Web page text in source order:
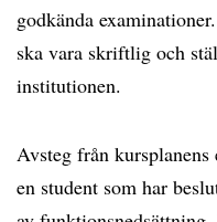
godkända
ska vara skriftlig och
institutionen.
Avsteg från
en student som har